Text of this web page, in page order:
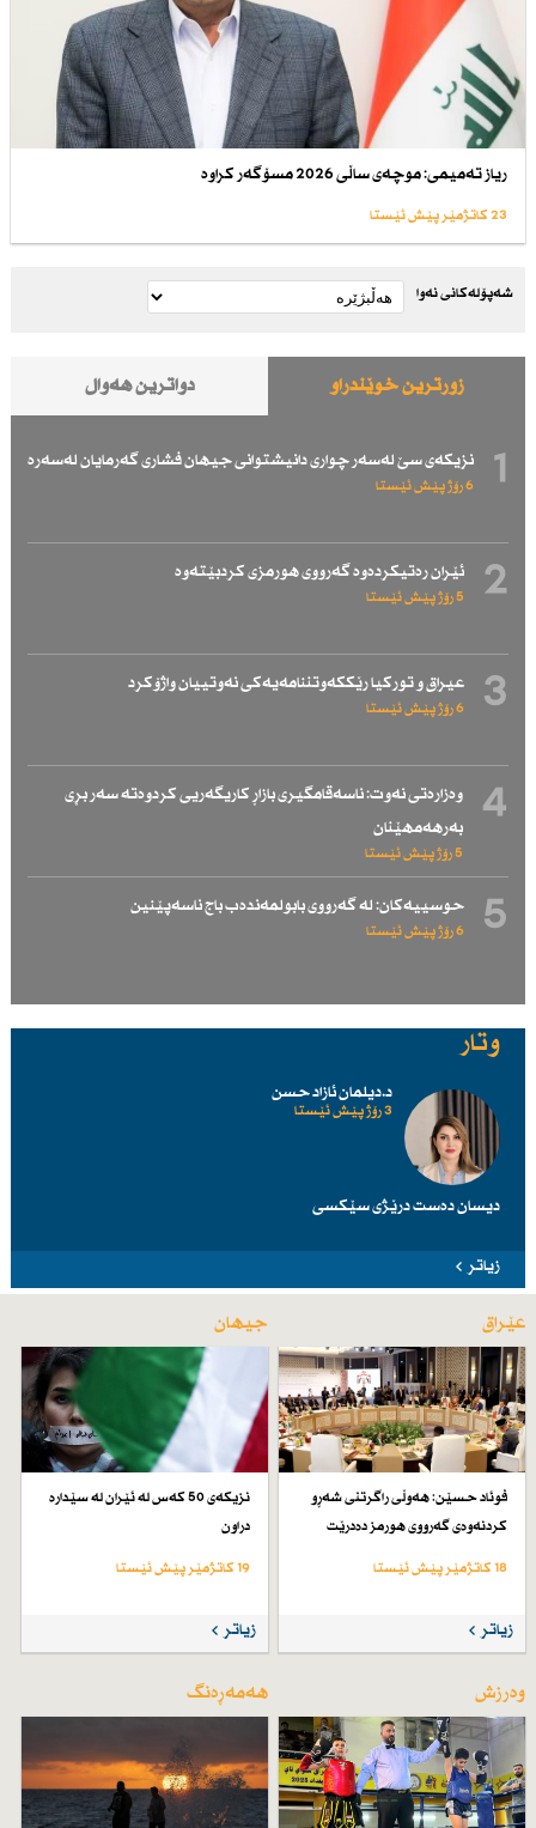
ریاز تەمیمی: موچەی ساڵی 2026 مسۆگەر كراوە
23 کاتژمێر پێش ئێستا
شەپۆلەکانی نەوا
زۆرترین خوێندراو دواترین هەواڵ
1 نزیكەی سێ لەسەر چواری دانیشتوانی جیهان فشاری گەرمایان لەسەرە
6 رۆژ پێش ئێستا
2 ئێران رەتیكردەوە گەرووی هورمزی كردبێتەوە
5 رۆژ پێش ئێستا
3 عیراق و توركیا رێككەوتننامەیەكی نەوتییان واژۆكرد
6 رۆژ پێش ئێستا
4
وەزارەتی نەوت: ناسەقامگیری بازاڕ كاریگەریی كردوەتە سەر بڕی
بەرهەمهێنان
5 رۆژ پێش ئێستا
5 حوسییەكان: لە گەرووی بابولمەندەب باج ناسەپێنین
6 رۆژ پێش ئێستا
وتار
د.دیلمان ئازاد حسن
3 رۆژ پێش ئێستا
دیسان دەست درێژی سێكسی
زیاتر
عێراق
فوئاد حسێن: هەوڵی راگرتنی شەڕو
كردنەوەی گەرووی هورمز دەدرێت
18 کاتژمێر پێش ئێستا
زیاتر
جیهان
نزیكەی 50 كەس لە ئێران لە سێدارە
دراون
19 کاتژمێر پێش ئێستا
زیاتر
وەرزش هەمەڕەنگ